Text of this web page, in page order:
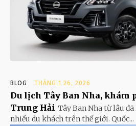
BLOG THÁNG 1 26, 2026
Du lịch Tây Ban Nha, khám
Trung Hải Tây Ban Nha từ lâu
nhiều du khách trên thế giới. Quốc...